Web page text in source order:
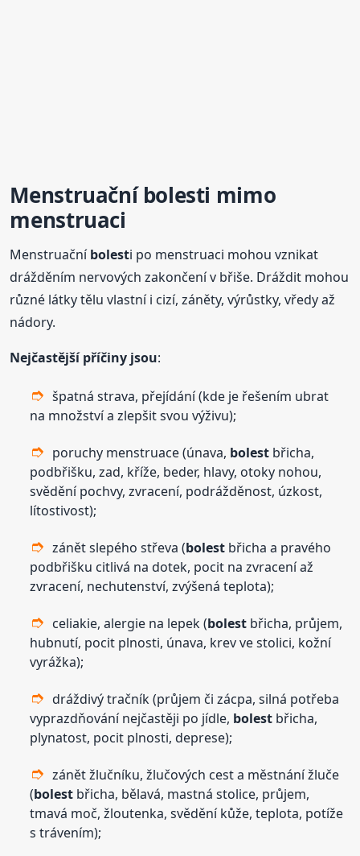
Menstruačníbolesti mimo
menstruaci
Menstruačníbolesti po menstruaci mohou vznikat
drážděním nervových zakončení v břiše. Dráždit mohou
různé látky tělu vlastní i cizí, záněty, výrůstky, vředy až
nádory.
Nejčastější příčiny jsou:
špatná strava, přejídání (kde je řešením ubrat
na množství a zlepšit svou výživu);
poruchy menstruace (únava, bolest břicha,
podbřišku, zad, kříže, beder, hlavy, otoky nohou,
svědění pochvy, zvracení, podrážděnost, úzkost,
lítostivost);
zánět slepého střeva (bolest břicha a pravého
podbřišku citlivá na dotek, pocit na zvracení až
zvracení, nechutenství, zvýšená teplota);
celiakie, alergie na lepek (bolest břicha, průjem,
hubnutí, pocit plnosti, únava, krev ve stolici, kožní
vyrážka);
dráždivý tračník (průjem či zácpa, silná potřeba
vyprazdňování nejčastěji po jídle, bolest břicha,
plynatost, pocit plnosti, deprese);
zánět žlučníku, žlučových cest a městnání žluče
(bolest břicha, bělavá, mastná stolice, průjem,
tmavá moč, žloutenka, svědění kůže, teplota, potíže
s trávením);